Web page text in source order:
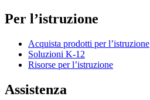
Per l’istruzione
Acquista prodotti per l’istruzione
Soluzioni K-12
Risorse per l’istruzione
Assistenza